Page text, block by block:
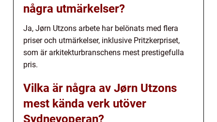
några utmärkelser?
Ja, Jørn Utzons arbete har belönats med flera
priser och utmärkelser, inklusive Pritzkerpriset,
som är arkitekturbranschens mest prestigefulla
pris.
Vilka är några av Jørn Utzons
mest kända verk utöver
Sydneyoperan?